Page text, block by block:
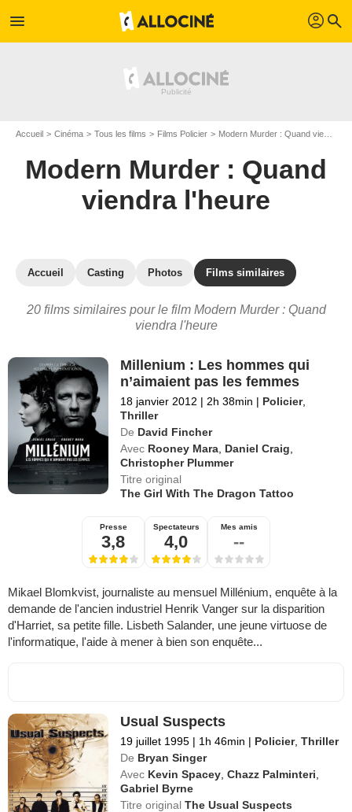
menu profil search
Accueil Cinéma Tous les films Films Policier Modern Murder : Quand viendra l'heure
Modern Murder : Quand
viendra l'heure
Accueil Casting Photos Films similaires
20 films similaires pour le film Modern Murder : Quand
viendra l'heure
Millenium : Les hommes qui
n’aimaient pas les femmes
18 janvier 2012 | 2h 38min | Policier,
Thriller
De David Fincher
Avec Rooney Mara Daniel Craig
Christopher Plummer
Titre original
The Girl With The Dragon Tattoo
Presse
3,8
Spectateurs
4,0
Mes amis
--
Mikael Blomkvist, journaliste au mensuel Millénium, enquête à la
demande de l'ancien industriel Henrik Vanger sur la disparition
d'Harriet, sa petite fille. Lisbeth Salander, une jeune virtuose de
l'informatique, l'aide à mener à bien son enquête...
Usual Suspects
19 juillet 1995 | 1h 46min | Policier,Thriller
De Bryan Singer
Avec Kevin Spacey ,Chazz Palminteri
Gabriel Byrne
Titre originalThe Usual Suspects